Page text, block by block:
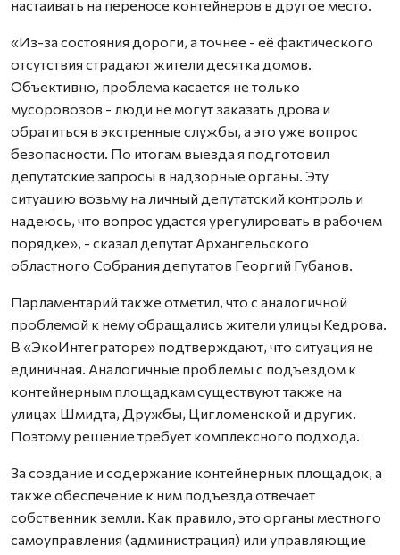
настаивать на переносе контейнеров в другое место.
«Из-за состояния дороги, а точнее - её фактического
отсутствия страдают жители десятка домов.
Объективно, проблема касается не только
мусоровозов - люди не могут заказать дрова и
обратиться в экстренные службы, а это уже вопрос
безопасности. По итогам выезда я подготовил
депутатские запросы в надзорные органы. Эту
ситуацию возьму на личный депутатский контроль и
надеюсь, что вопрос удастся урегулировать в рабочем
порядке», - сказал депутат Архангельского
областного Собрания депутатов Георгий Губанов.
Парламентарий также отметил, что с аналогичной
проблемой к нему обращались жители улицы Кедрова.
В «ЭкоИнтеграторе» подтверждают, что ситуация не
единичная. Аналогичные проблемы с подъездом к
контейнерным площадкам существуют также на
улицах Шмидта, Дружбы, Цигломенской и других.
Поэтому решение требует комплексного подхода.
За создание и содержание контейнерных площадок, а
также обеспечение к ним подъезда отвечает
собственник земли. Как правило, это органы местного
самоуправления (администрация) или управляющие